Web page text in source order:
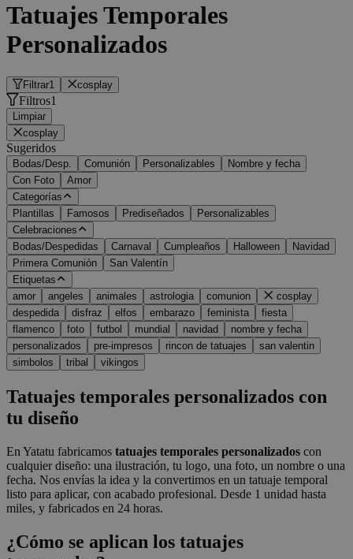
Tatuajes Temporales
Personalizados
Filtrar1 cosplay
Filtros1
Limpiar
cosplay
Sugeridos
Bodas/Desp. Comunión Personalizables
Nombre y fecha
Con Foto
Amor
Categorías
Plantillas
Famosos Prediseñados
Personalizables
Celebraciones
Bodas/Despedidas
Carnaval Cumpleaños Halloween
Navidad
Primera Comunión
San Valentín
Etiquetas
amor
angeles animales astrologia comunion
cosplay
despedida
disfraz elfos embarazo feminista
fiesta
flamenco
foto futbol mundial navidad
nombre y fecha
personalizados
pre-impresos rincon de tatuajes
san valentin
simbolos
tribal vikingos
Tatuajes temporales personalizados con
tu diseño
En Yatatu fabricamos tatuajes temporales personalizados con
cualquier diseño: una ilustración, tu logo, una foto, un nombre o una
fecha. Nos envías la idea y la convertimos en un tatuaje temporal
listo para aplicar, con acabado profesional. Desde 1 unidad hasta
miles, y fabricados en 24 horas.
¿Cómo se aplican los tatuajes